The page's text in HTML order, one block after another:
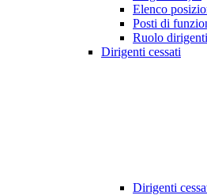
Elenco
Posti di
Ruolo dirigenti
Dirigenti cessati
Dirigenti